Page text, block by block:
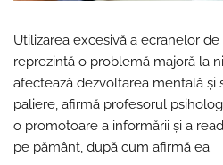
Utilizarea excesivă a ecranelor
reprezintă o problemă majoră la
afectează dezvoltarea mentală şi
paliere, afirmă profesorul
o promotoare a informării şi a
pe pământ, după cum afirmă ea.